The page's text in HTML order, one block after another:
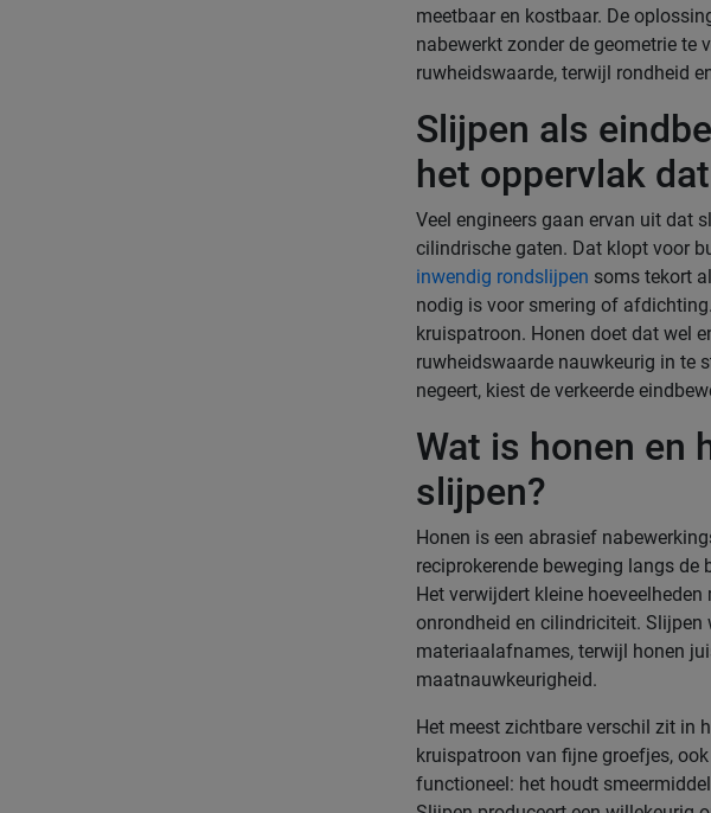
meetbaar en kostbaar. De
nabewerkt zonder de geometrie te
ruwheidswaarde, terwijl rondheid
Slijpen als
het oppervlak
Veel engineers gaan ervan uit dat
cilindrische gaten. Dat klopt voor
inwendig rondslijpen soms tekort
nodig is voor smering of
kruispatroon. Honen doet dat wel
ruwheidswaarde nauwkeurig in te
negeert, kiest de verkeerde
Wat is honen en
slijpen?
Honen is een abrasief
reciprokerende beweging langs
Het verwijdert kleine
onrondheid en cilindriciteit. Slijpen
materiaalafnames, terwijl honen
maatnauwkeurigheid.
Het meest zichtbare verschil zit in
kruispatroon van fijne groefjes,
functioneel: het houdt